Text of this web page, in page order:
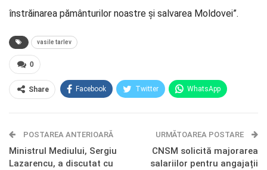
înstrăinarea pământurilor noastre și salvarea Moldovei”.
vasile tarlev
0
Share Facebook Twitter WhatsApp
Telegram OK.ru
POSTAREA ANTERIOARĂ
Ministrul Mediului, Sergiu
Lazarencu, a discutat cu
URMĂTOAREA POSTARE
CNSM solicită majorarea
salariilor pentru angajații